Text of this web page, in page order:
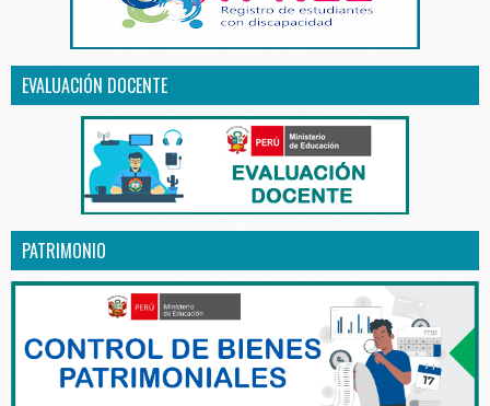
EVALUACIÓN DOCENTE
PATRIMONIO